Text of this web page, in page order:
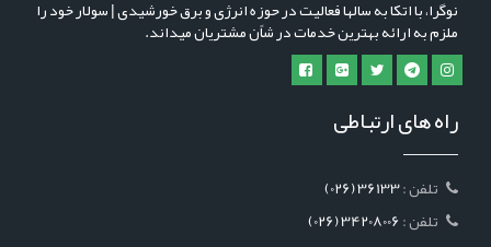
نوگرا، با اتکا به سالها فعالیت در حوزه انرژی و برق خورشیدی | سولار خود را
ملزم به ارائه بهترین خدمات در شاًن مشتریان میداند.
راه های ارتباطی
(026) 36133
(026) 34208006